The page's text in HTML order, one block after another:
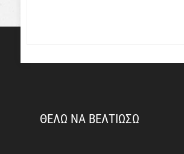
ΘΕΛΩ ΝΑ ΒΕΛΤΙΩΣΩ